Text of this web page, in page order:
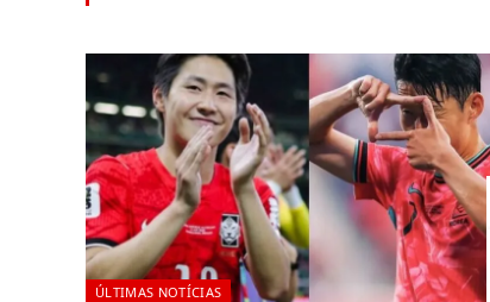
ÚLTIMAS NOTÍCIAS